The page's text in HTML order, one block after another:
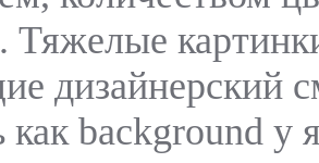
Тяжелые
дизайнерский
как background у